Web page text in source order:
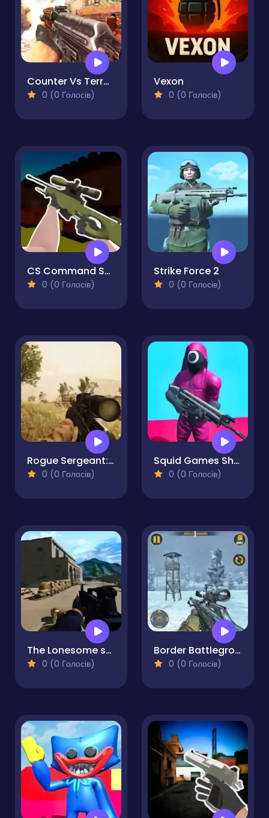
Counter Vs Terrorist Strike
0 (0 Голосів)
Vexon
0 (0 Голосів)
CS Command Snipers
0 (0 Голосів)
Strike Force 2
0 (0 Голосів)
Rogue Sergeant: The Final Operation
0 (0 Голосів)
Squid Games Shooter
0 (0 Голосів)
The Lonesome shooter - A Father's Retribution
0 (0 Голосів)
Border Battleground
0 (0 Голосів)